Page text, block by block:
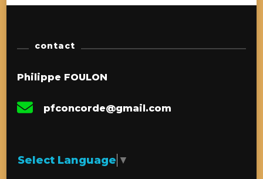
contact
Philippe FOULON
pfconcorde@gmail.com
Select Language ▼